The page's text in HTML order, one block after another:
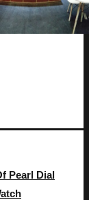
Pearl Dial